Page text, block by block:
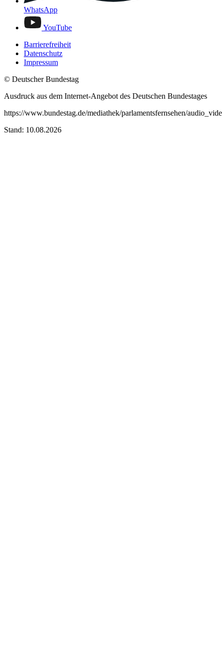
WhatsApp
YouTube
Barrierefreiheit
Datenschutz
Impressum
© Deutscher Bundestag
Ausdruck aus dem Internet-Angebot des Deutschen Bundestages
https://www.bundestag.de/mediathek/parlamentsfernsehen/
Stand: 10.08.2026